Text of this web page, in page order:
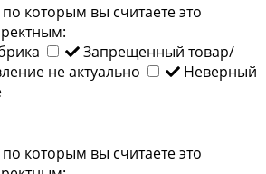
которым вы считаете это
Запрещенный товар/
не актуально
Неверный
которым вы считаете это